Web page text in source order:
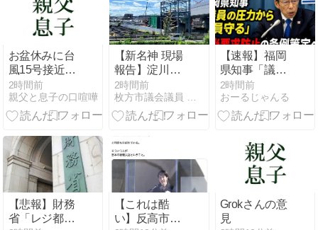
不可能な事態
よりエコを証
明
った表現は差
別的。放送禁
止用語にする
べき」
お盆休みに台
風15号接近か
さらに16号・
17号発生の可
能性【鈴木
マップの天気
予
2時間前
親父と息子の口喧嘩
【新名神 現場
報告】淀川堤
防上の定点観
測（2026年8
月）〜出水期
内の資材は撤
去
2時間前
枚方市議会議員 ばんしょう映仁 公式ブログ
【速報】福岡
県知事「議員
の圧力から職
員守る」 不当
要求防止の条
2時間前
おーるじゃんる
【悲報】財務
省「レジ都合
【これは酷
い】反高市
Grokさんの意
見